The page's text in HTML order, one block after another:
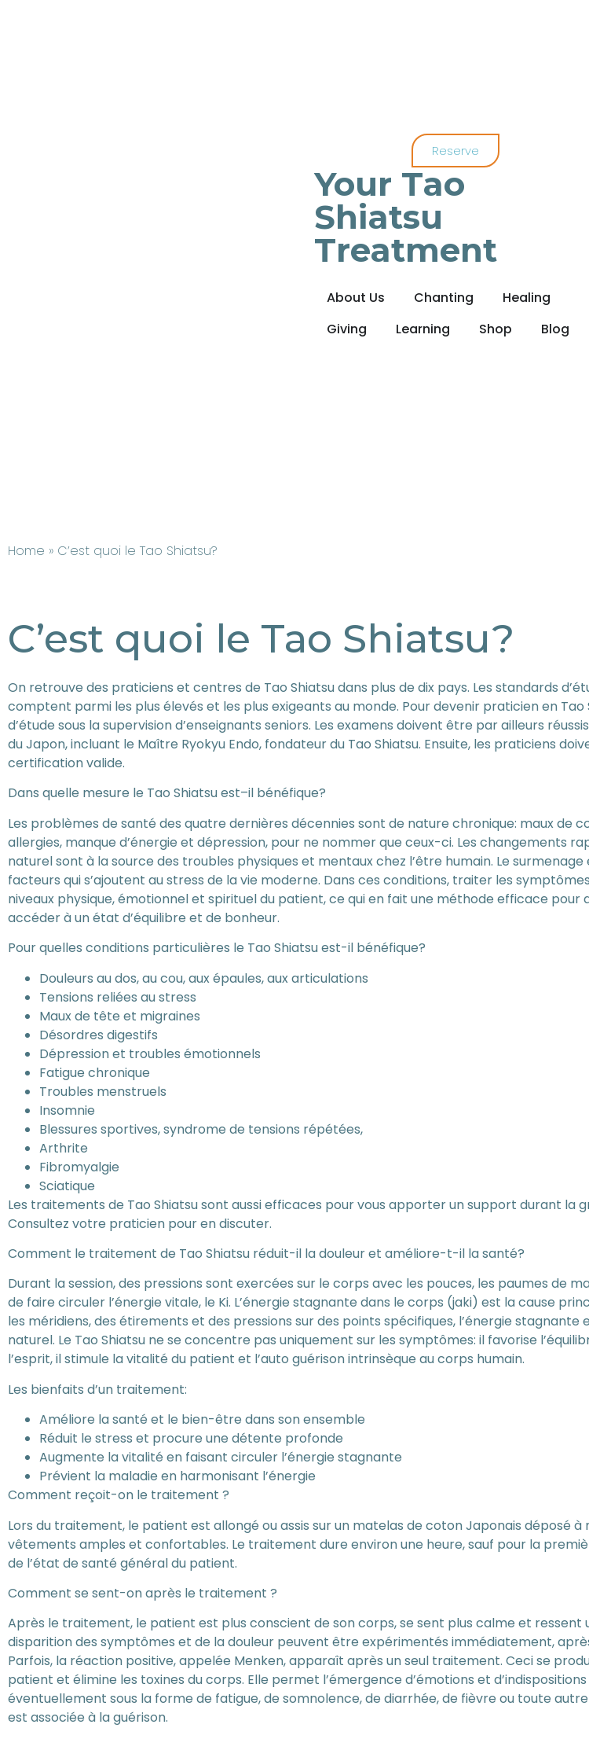
Reserve
Your Tao
Shiatsu
Treatment
About Us Chanting
Healing
Giving
Learning Shop Blog
Home » C’est quoi le Tao Shiatsu?
C’est quoi le Tao Shiatsu?
On retrouve des praticiens et centres de Tao Shiatsu dans plus de dix pays. Les standards
comptent parmi les plus élevés et les plus exigeants au monde. Pour devenir praticien en
d’étude sous la supervision d’enseignants seniors. Les examens doivent être par ailleurs
du Japon, incluant le Maître Ryokyu Endo, fondateur du Tao Shiatsu. Ensuite, les praticiens
certification valide.
Dans quelle mesure le Tao Shiatsu est–il bénéfique?
Les problèmes de santé des quatre dernières décennies sont de nature chronique: maux de
allergies, manque d’énergie et dépression, pour ne nommer que ceux-ci. Les changements
naturel sont à la source des troubles physiques et mentaux chez l’être humain. Le
facteurs qui s’ajoutent au stress de la vie moderne. Dans ces conditions, traiter les
niveaux physique, émotionnel et spirituel du patient, ce qui en fait une méthode efficace
accéder à un état d’équilibre et de bonheur.
Pour quelles conditions particulières le Tao Shiatsu est-il bénéfique?
Douleurs au dos, au cou, aux épaules, aux articulations
Tensions reliées au stress
Maux de tête et migraines
Désordres digestifs
Dépression et troubles émotionnels
Fatigue chronique
Troubles menstruels
Insomnie
Blessures sportives, syndrome de tensions répétées,
Arthrite
Fibromyalgie
Sciatique
Les traitements de Tao Shiatsu sont aussi efficaces pour vous apporter un support durant la
Consultez votre praticien pour en discuter.
Comment le traitement de Tao Shiatsu réduit-il la douleur et améliore-t-il la santé?
Durant la session, des pressions sont exercées sur le corps avec les pouces, les paumes de
de faire circuler l’énergie vitale, le Ki. L’énergie stagnante dans le corps (jaki) est la cause
les méridiens, des étirements et des pressions sur des points spécifiques, l’énergie
naturel. Le Tao Shiatsu ne se concentre pas uniquement sur les symptômes: il favorise
l’esprit, il stimule la vitalité du patient et l’auto guérison intrinsèque au corps humain.
Les bienfaits d’un traitement:
Améliore la santé et le bien-être dans son ensemble
Réduit le stress et procure une détente profonde
Augmente la vitalité en faisant circuler l’énergie stagnante
Prévient la maladie en harmonisant l’énergie
Comment reçoit-on le traitement ?
Lors du traitement, le patient est allongé ou assis sur un matelas de coton Japonais déposé
vêtements amples et confortables. Le traitement dure environ une heure, sauf pour la
de l’état de santé général du patient.
Comment se sent-on après le traitement ?
Après le traitement, le patient est plus conscient de son corps, se sent plus calme et
disparition des symptômes et de la douleur peuvent être expérimentés immédiatement,
Parfois, la réaction positive, appelée Menken, apparaît après un seul traitement. Ceci se
patient et élimine les toxines du corps. Elle permet l’émergence d’émotions et
éventuellement sous la forme de fatigue, de somnolence, de diarrhée, de fièvre ou toute
est associée à la guérison.